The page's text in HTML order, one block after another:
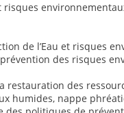
risques
de l’Eau et risques
des risques
restauration des
humides, nappe